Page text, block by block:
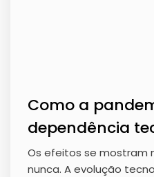
Como a
dependência
Os efeitos se mostram
nunca. A evolução